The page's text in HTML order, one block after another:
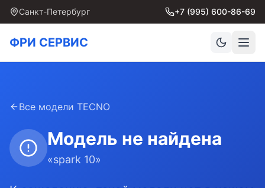
Санкт-Петербург +7 (995) 600-86-69
ФРИ СЕРВИС
Все модели TECNO
Модель не найдена
«spark 10»